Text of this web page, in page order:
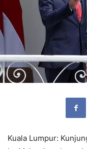
Kuala Lumpur: